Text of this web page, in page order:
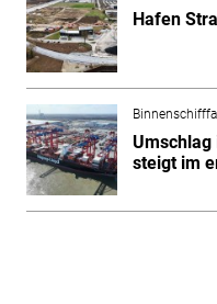
Hafen
Umschlag
steigt im